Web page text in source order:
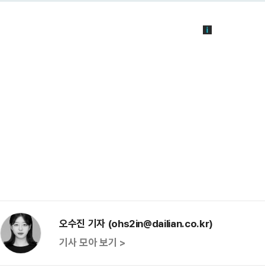
오수진 기자 (ohs2in@dailian.co.kr)
기사 모아 보기 >